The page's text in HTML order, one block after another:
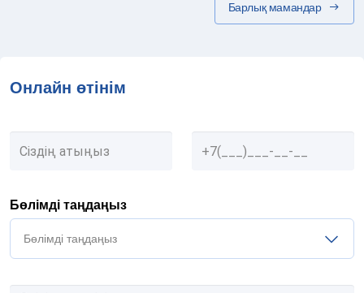
Барлық мамандар
Онлайн өтінім
Бөлімді таңдаңыз
Бөлімді таңдаңыз